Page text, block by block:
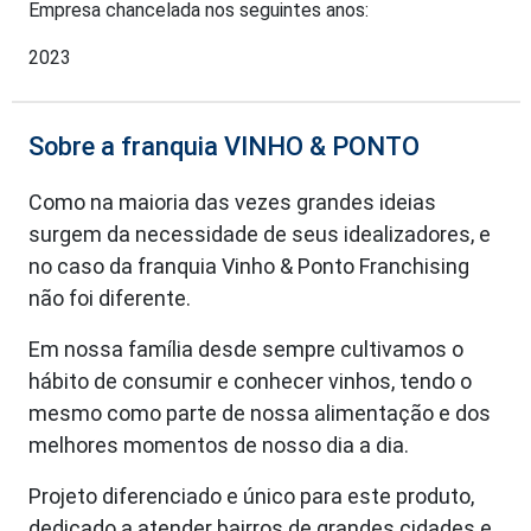
Empresa chancelada nos seguintes anos:
2023
Sobre a franquia VINHO & PONTO
Como na maioria das vezes grandes ideias
surgem da necessidade de seus idealizadores, e
no caso da franquia Vinho & Ponto Franchising
não foi diferente.
Em nossa família desde sempre cultivamos o
hábito de consumir e conhecer vinhos, tendo o
mesmo como parte de nossa alimentação e dos
melhores momentos de nosso dia a dia.
Projeto diferenciado e único para este produto,